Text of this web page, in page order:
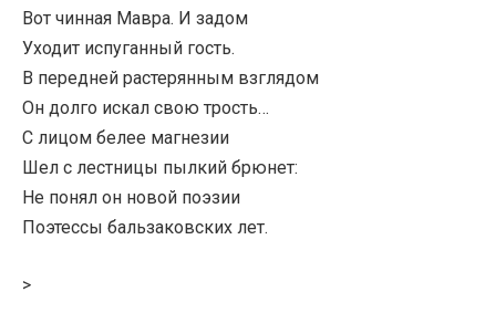
Вот чинная Мавра. И задом
Уходит испуганный гость.
В передней растерянным взглядом
Он долго искал свою трость…
С лицом белее магнезии
Шел с лестницы пылкий брюнет:
Не понял он новой поэзии
Поэтессы бальзаковских лет.
>